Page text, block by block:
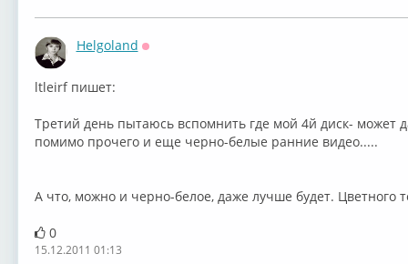
Helgoland
ltleirf пишет:
Третий день пытаюсь вспомнить где мой 4й диск- может
помимо прочего и еще черно-белые ранние видео.....
А что, можно и черно-белое, даже лучше будет. Цветного
0
15.12.2011 01:13